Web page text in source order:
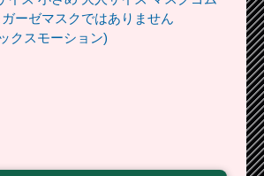
ーゼマスクではありません
クスモーション)